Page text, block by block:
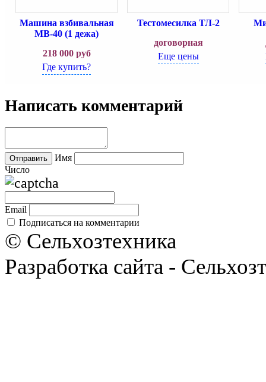
Машина взбивальная
МВ-40 (1 дежа)
218 000руб
Где купить?
Тестомесилка ТЛ-2
договорная
Еще цены
Написать комментарий
Имя
Число
Email
Подписаться на комментарии
© Сельхозтехника
Разработка сайта -